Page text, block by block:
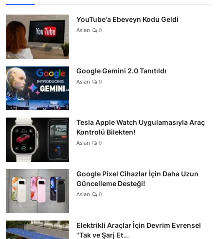
YouTube'a Ebeveyn Kodu Geldi
Aslan 0
Google Gemini 2.0 Tanıtıldı
Aslan 0
Tesla Apple Watch Uygulamasıyla Araç
Kontrolü Bilekten!
Aslan 0
Google Pixel Cihazlar İçin Daha Uzun
Güncelleme Desteği!
Aslan 0
Elektrikli Araçlar İçin Devrim Evrensel
"Tak ve Şarj Et...